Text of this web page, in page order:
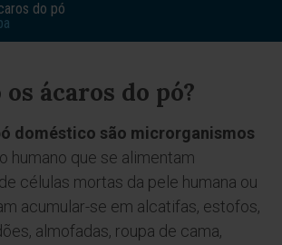
do pó
os ácaros do pó?
doméstico são microrganismos
humano que se alimentam
células mortas da pele humana ou
acumular-se em alcatifas, estofos,
almofadas, roupa de cama,